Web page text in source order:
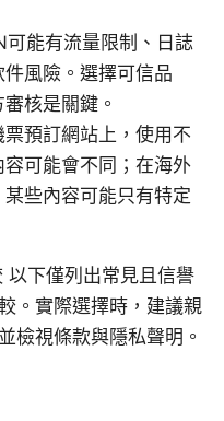
能有流量限制、日誌
風險。選擇可信品
核是關鍵。
預訂網站上，使用不
可能會不同；在海外
些內容可能只有特定
下僅列出常見且信譽
。實際選擇時，建議親
檢視條款與隱私聲明。